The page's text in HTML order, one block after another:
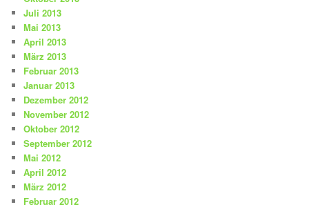
Juli 2013
Mai 2013
April 2013
März 2013
Februar 2013
Januar 2013
Dezember 2012
November 2012
Oktober 2012
September 2012
Mai 2012
April 2012
März 2012
Februar 2012